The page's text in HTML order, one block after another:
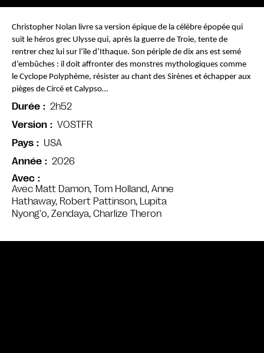
Avec
Avec Matt Damon, Tom Holland, Anne
Hathaway, Robert Pattinson, Lupita
Nyong'o, Zendaya, Charlize Theron
Christopher Nolan livre sa version épique de la célèbre épopée qui
suit le héros grec Ulysse qui, après la guerre de Troie, tente de
rentrer chez lui sur l’île d’Ithaque. Son périple de dix ans est semé
d’embûches : il doit affronter des monstres mythologiques comme
le Cyclope Polyphème, résister au chant des Sirènes et échapper aux
pièges de Circé et Calypso…
Durée
2h52
Version
VOSTFR
Pays
USA
Année
2026